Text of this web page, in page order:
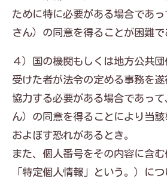
ために特に必要がある場合であ
さん）の同意を得ることが困難で
４）国の機関もしくは地方公共
受けた者が法令の定める事務を
協力する必要がある場合であっ
ん）の同意を得ることにより当
およぼす恐れがあるとき。
また、個人番号をその内容に含
「特定個人情報」という。）に